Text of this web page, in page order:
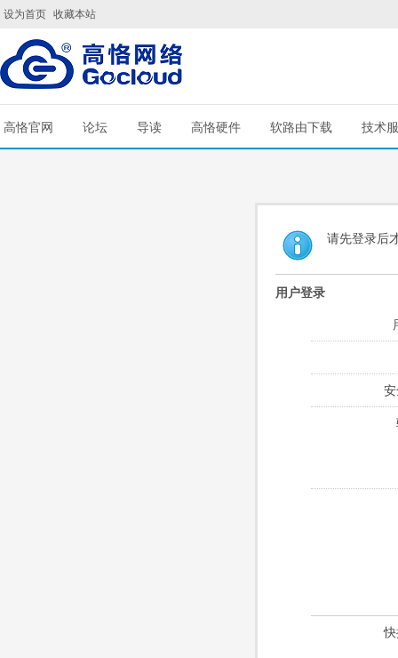
设为首页 收藏本站
高恪官网 论坛 导读 高恪硬件 软路由下载 技术
请先登录后
用户登录